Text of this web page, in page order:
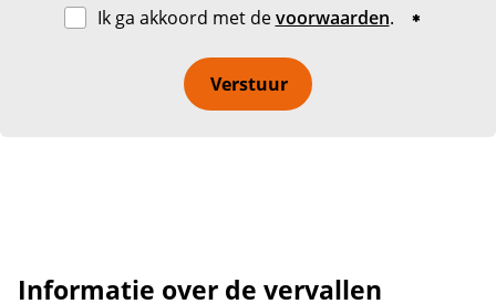
Ik ga akkoord met devoorwaarden.
Verstuur
Informatie over de vervallen